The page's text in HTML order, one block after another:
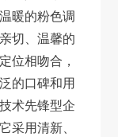
暖的粉色调
切、温馨的
位相吻合，
的口碑和用
术先锋型企
采用清新、